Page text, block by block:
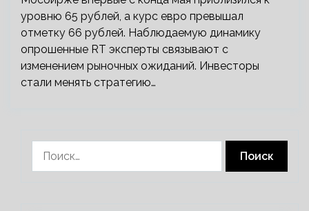
уровню 65 рублей, а курс евро превышал
отметку 66 рублей. Наблюдаемую динамику
опрошенные RT эксперты связывают с
изменением рыночных ожиданий. Инвесторы
стали менять стратегию…